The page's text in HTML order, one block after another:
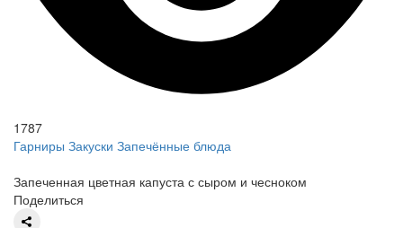
1787
Гарниры Закуски Запечённые блюда
Запеченная цветная капуста с сыром и чесноком
Поделиться